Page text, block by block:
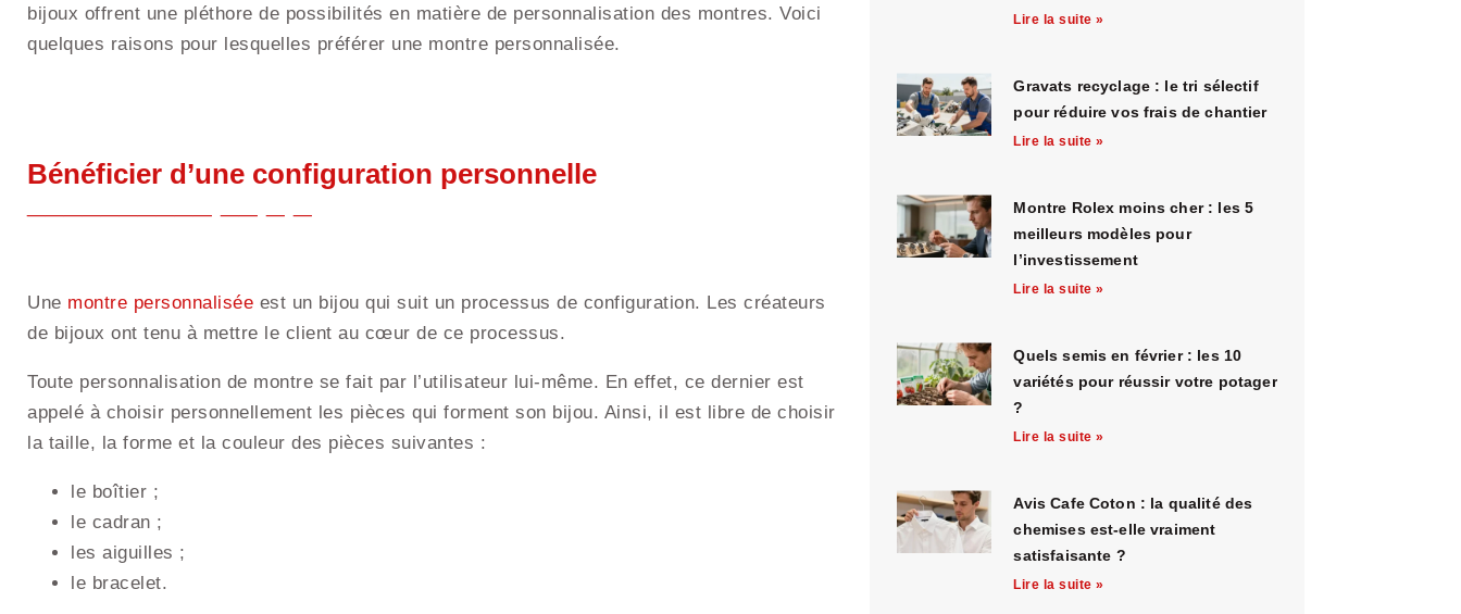
bijoux offrent une pléthore de possibilités en matière de personnalisation des montres. Voici
quelques raisons pour lesquelles préférer une montre personnalisée.
Bénéficier d’une configuration personnelle
Une montre personnalisée est un bijou qui suit un processus de configuration. Les créateurs
de bijoux ont tenu à mettre le client au cœur de ce processus.
Toute personnalisation de montre se fait par l’utilisateur lui-même. En effet, ce dernier est
appelé à choisir personnellement les pièces qui forment son bijou. Ainsi, il est libre de choisir
la taille, la forme et la couleur des pièces suivantes :
le boîtier ;
le cadran ;
les aiguilles ;
le bracelet.
Lire la suite »
Gravats recyclage : le tri sélectif
pour réduire vos frais de chantier
Lire la suite »
Montre Rolex moins cher : les 5
meilleurs modèles pour
l’investissement
Lire la suite »
Quels semis en février : les 10
variétés pour réussir votre potager
?
Lire la suite »
Avis Cafe Coton : la qualité des
chemises est-elle vraiment
satisfaisante ?
Lire la suite »